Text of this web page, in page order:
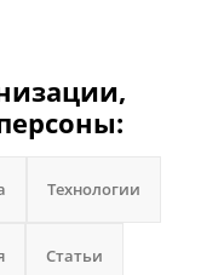
Технологии
Статьи